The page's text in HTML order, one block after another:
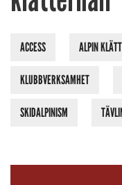
ACCESS ALPIN
KLUBBVERKSAMHET
SKIDALPINISM